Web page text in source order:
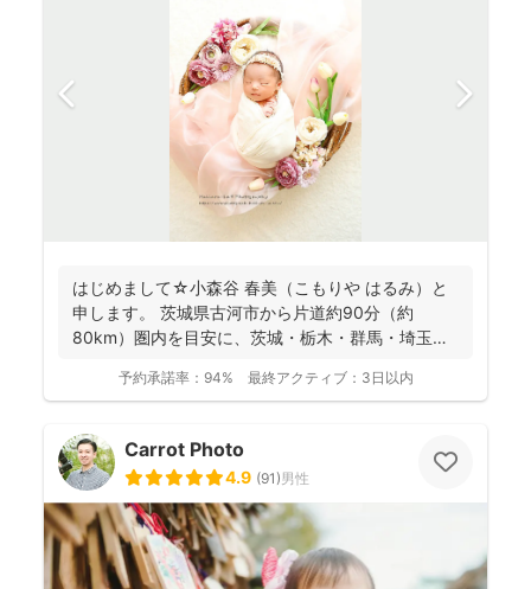
はじめまして☆小森谷 春美（こもりや はるみ）と
申します。 茨城県古河市から片道約90分（約
80km）圏内を目安に、茨城・栃木・群馬・埼玉
予約承諾率： 94% 最終アクティブ： 3日以内
Carrot Photo
4.9 (91)男性